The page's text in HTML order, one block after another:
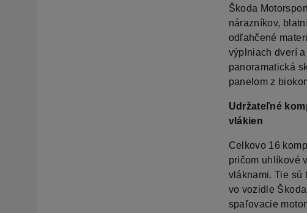
Škoda
nárazníkov,
odľahčené
výplniach dverí
panoramatická
panelom z
Udržateľné
vlákien
Celkovo 16
pričom uhlíkové
vláknami. Tie sú
vo vozidle
spaľovacie